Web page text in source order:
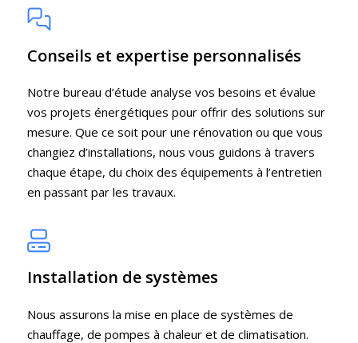
Conseils et expertise personnalisés
Notre bureau d’étude analyse vos besoins et évalue
vos projets énergétiques pour offrir des solutions sur
mesure. Que ce soit pour une rénovation ou que vous
changiez d’installations, nous vous guidons à travers
chaque étape, du choix des équipements à l’entretien
en passant par les travaux.
Installation de systèmes
Nous assurons la mise en place de systèmes de
chauffage, de pompes à chaleur et de climatisation.